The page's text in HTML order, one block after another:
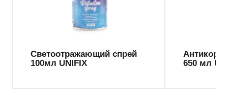
Светоотражающий спрей
100мл UNIFIX
650 мл